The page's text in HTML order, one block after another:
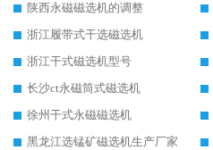
陕西永磁磁选机的调整
浙江履带式干选磁选机
浙江干式磁选机型号
长沙ct永磁筒式磁选机
徐州干式永磁磁选机
黑龙江选锰矿磁选机生产厂家